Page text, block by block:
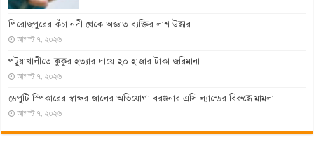
পিরোজপুরের কঁচা নদী থেকে অজ্ঞাত ব্যক্তির লাশ উদ্ধার
আগস্ট ৭, ২০২৬
পটুয়াখালীতে কুকুর হত্যার দায়ে ২০ হাজার টাকা জরিমানা
আগস্ট ৭, ২০২৬
ডেপুটি স্পিকারের স্বাক্ষর জালের অভিযোগ: বরগুনার এসি ল্যান্ডের বিরুদ্ধে মামলা
আগস্ট ৭, ২০২৬